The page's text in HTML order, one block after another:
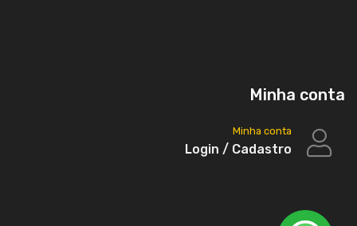
Minha conta
Minha conta
Login / Cadastro